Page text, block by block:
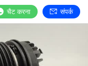
चैट करना संपर्क